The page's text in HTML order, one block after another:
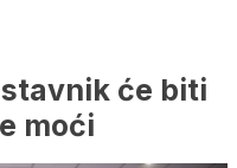
će biti
moći